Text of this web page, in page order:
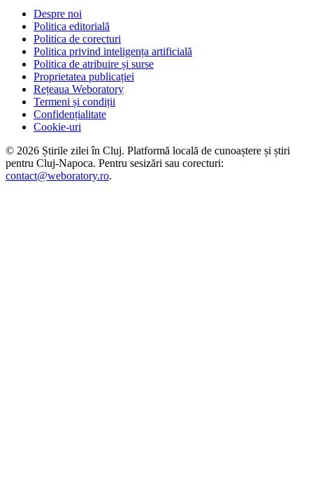
Despre noi
Politica editorială
Politica de corecturi
Politica privind inteligența artificială
Politica de atribuire și surse
Proprietatea publicației
Rețeaua Weboratory
Termeni și condiții
Confidențialitate
Cookie-uri
© 2026 Știrile zilei în Cluj. Platformă locală de cunoaștere și știri
pentru Cluj-Napoca. Pentru sesizări sau corecturi:
contact@weboratory.ro.